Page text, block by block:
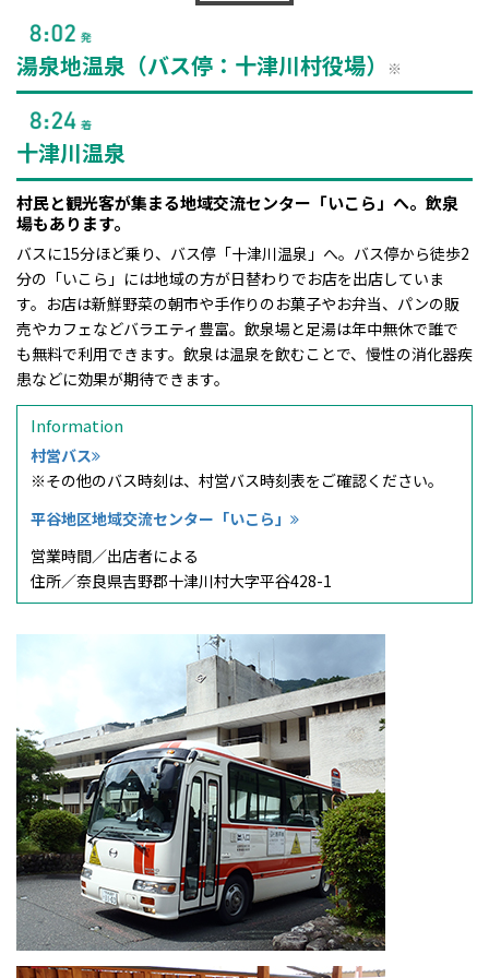
湯泉地温泉（バス停：十津川村役場） ※
十津川温泉
村民と観光客が集まる地域交流センター「いこら」へ。飲泉
場もあります。
バスに15分ほど乗り、バス停「十津川温泉」へ。バス停から徒歩2
分の「いこら」には地域の方が日替わりでお店を出店していま
す。お店は新鮮野菜の朝市や手作りのお菓子やお弁当、パンの販
売やカフェなどバラエティ豊富。飲泉場と足湯は年中無休で誰で
も無料で利用できます。飲泉は温泉を飲むことで、慢性の消化器疾
患などに効果が期待できます。
Information
村営バス
※その他のバス時刻は、村営バス時刻表をご確認ください。
平谷地区地域交流センター「いこら」
営業時間／出店者による
住所／奈良県吉野郡十津川村大字平谷428-1